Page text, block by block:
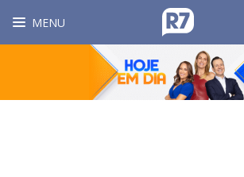
MENU